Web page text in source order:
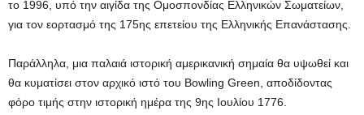
το 1996, υπό την αιγίδα της Ομοσπονδίας Ελληνικών Σωματείων,
για τον εορτασμό της 175ης επετείου της Ελληνικής Επανάστασης.
Παράλληλα, μια παλαιά ιστορική αμερικανική σημαία θα υψωθεί και
θα κυματίσει στον αρχικό ιστό του Bowling Green, αποδίδοντας
φόρο τιμής στην ιστορική ημέρα της 9ης Ιουλίου 1776.